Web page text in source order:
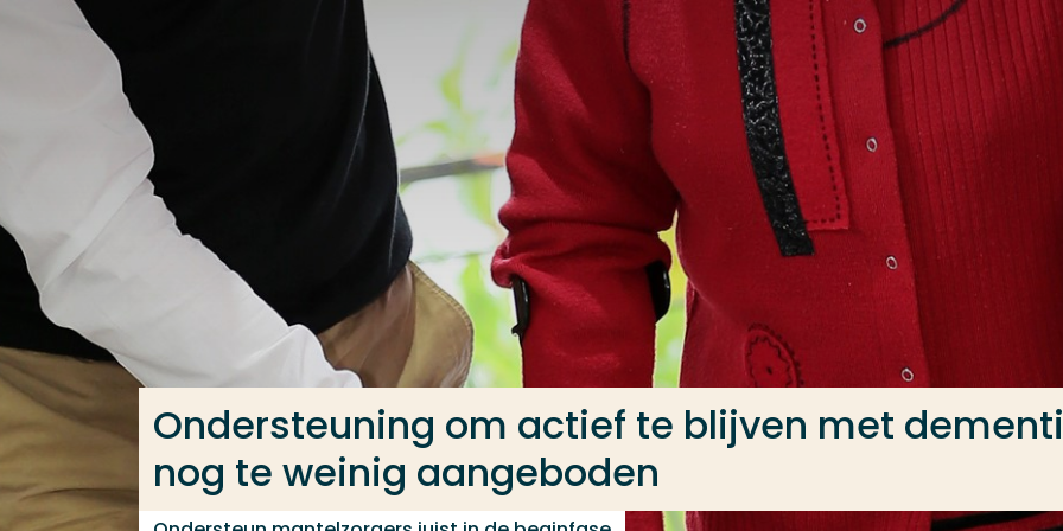
Ga direct naar de content
Ondersteuning om actief te blijven met
nog te weinig aangeboden
Veel gezocht
Contact